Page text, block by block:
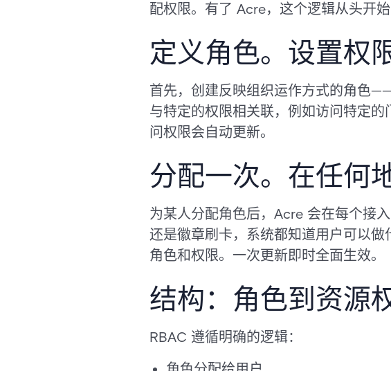
配权限。有了 Acre，这个逻辑从头开始
定义角色。设置权限
首先，创建反映组织运作方式的角色
与特定的权限相关联，例如访问特定
问权限会自动更新。
分配一次。在任何
为某人分配角色后，Acre 会在每个接
还是徽章刷卡，系统都知道用户可以
角色和权限。一次更新即时全面生效。
结构：角色到资源
RBAC 遵循明确的逻辑：